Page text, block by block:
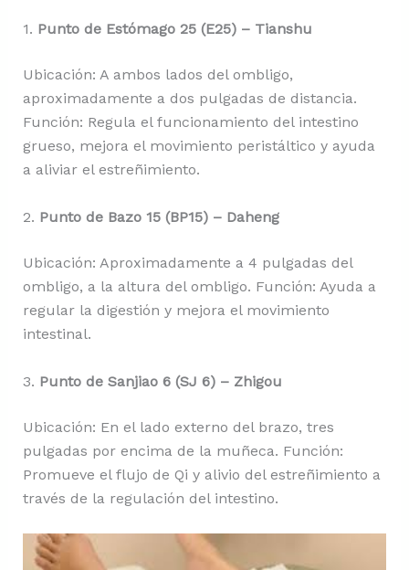
1. Punto de Estómago 25 (E25) – Tianshu
Ubicación: A ambos lados del ombligo,
aproximadamente a dos pulgadas de distancia.
Función: Regula el funcionamiento del intestino
grueso, mejora el movimiento peristáltico y ayuda
a aliviar el estreñimiento.
2. Punto de Bazo 15 (BP15) – Daheng
Ubicación: Aproximadamente a 4 pulgadas del
ombligo, a la altura del ombligo. Función: Ayuda a
regular la digestión y mejora el movimiento
intestinal.
3. Punto de Sanjiao 6 (SJ 6) – Zhigou
Ubicación: En el lado externo del brazo, tres
pulgadas por encima de la muñeca. Función:
Promueve el flujo de Qi y alivio del estreñimiento a
través de la regulación del intestino.